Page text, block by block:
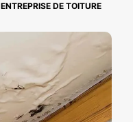
ENTREPRISE DE TOITURE